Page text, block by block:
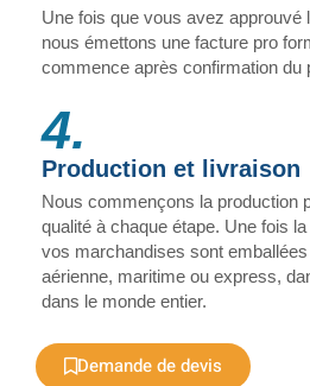
Une fois que vous avez approuvé
nous émettons une facture pro
commence après confirmation du
4.
Production et livraison
Nous commençons la production
qualité à chaque étape. Une fois
vos marchandises sont
aérienne, maritime ou express,
dans le monde entier.
Demande de devis